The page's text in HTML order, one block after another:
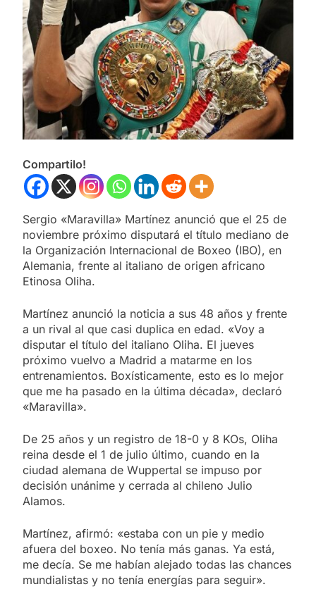
Compartilo!
Sergio «Maravilla» Martínez anunció que el 25 de
noviembre próximo disputará el título mediano de
la Organización Internacional de Boxeo (IBO), en
Alemania, frente al italiano de origen africano
Etinosa Oliha.
Martínez anunció la noticia a sus 48 años y frente
a un rival al que casi duplica en edad. «Voy a
disputar el título del italiano Oliha. El jueves
próximo vuelvo a Madrid a matarme en los
entrenamientos. Boxísticamente, esto es lo mejor
que me ha pasado en la última década», declaró
«Maravilla».
De 25 años y un registro de 18-0 y 8 KOs, Oliha
reina desde el 1 de julio último, cuando en la
ciudad alemana de Wuppertal se impuso por
decisión unánime y cerrada al chileno Julio
Alamos.
Martínez, afirmó: «estaba con un pie y medio
afuera del boxeo. No tenía más ganas. Ya está,
me decía. Se me habían alejado todas las chances
mundialistas y no tenía energías para seguir».